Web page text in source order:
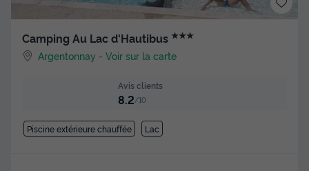
Camping Au Lac d'Hautibus ★★★
Argentonnay -Voir sur la carte
Avis clients
8.2/10
Piscine extérieure chauffée Lac